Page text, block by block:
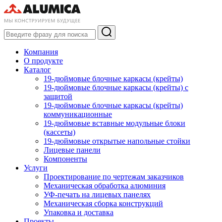
Компания
О продукте
Каталог
19-дюймовые блочные каркасы (крейты)
19-дюймовые блочные каркасы (крейты) с
защитой
19-дюймовые блочные каркасы (крейты)
коммуникационные
19-дюймовые вставные модульные блоки
(кассеты)
19-дюймовые открытые напольные стойки
Лицевые панели
Компоненты
Услуги
Проектирование по чертежам заказчиков
Механическая обработка алюминия
УФ-печать на лицевых панелях
Механическая сборка конструкций
Упаковка и доставка